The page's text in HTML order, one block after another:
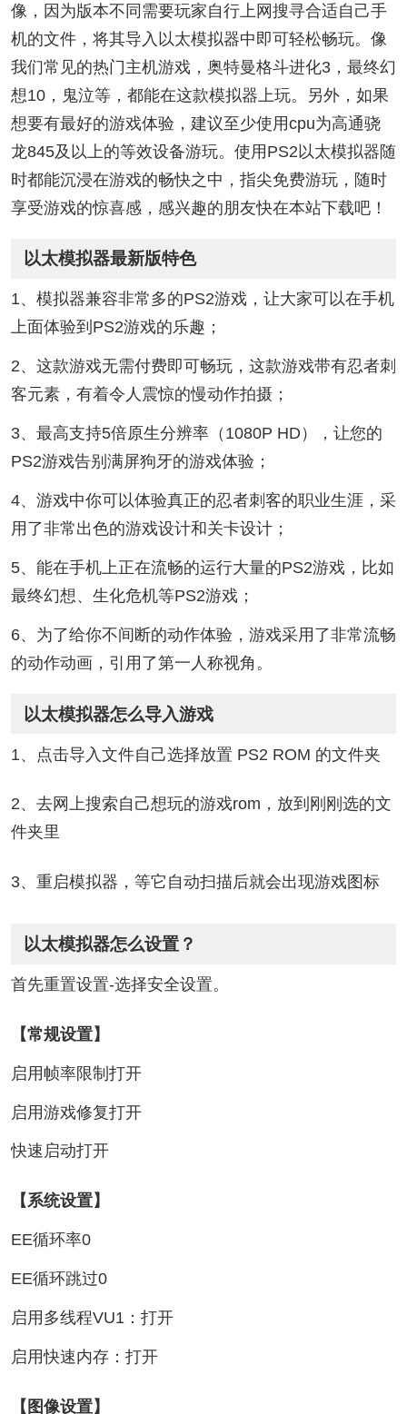
像，因为版本不同需要玩家自行上网搜寻合适自己手
机的文件，将其导入以太模拟器中即可轻松畅玩。像
我们常见的热门主机游戏，奥特曼格斗进化3，最终幻
想10，鬼泣等，都能在这款模拟器上玩。另外，如果
想要有最好的游戏体验，建议至少使用cpu为高通骁
龙845及以上的等效设备游玩。使用PS2以太模拟器随
时都能沉浸在游戏的畅快之中，指尖免费游玩，随时
享受游戏的惊喜感，感兴趣的朋友快在本站下载吧！
以太模拟器最新版特色
1、模拟器兼容非常多的PS2游戏，让大家可以在手机
上面体验到PS2游戏的乐趣；
2、这款游戏无需付费即可畅玩，这款游戏带有忍者刺
客元素，有着令人震惊的慢动作拍摄；
3、最高支持5倍原生分辨率（1080P HD），让您的
PS2游戏告别满屏狗牙的游戏体验；
4、游戏中你可以体验真正的忍者刺客的职业生涯，采
用了非常出色的游戏设计和关卡设计；
5、能在手机上正在流畅的运行大量的PS2游戏，比如
最终幻想、生化危机等PS2游戏；
6、为了给你不间断的动作体验，游戏采用了非常流畅
的动作动画，引用了第一人称视角。
以太模拟器怎么导入游戏
1、点击导入文件自己选择放置 PS2 ROM 的文件夹
2、去网上搜索自己想玩的游戏rom，放到刚刚选的文
件夹里
3、重启模拟器，等它自动扫描后就会出现游戏图标
以太模拟器怎么设置？
首先重置设置-选择安全设置。
【常规设置】
启用帧率限制打开
启用游戏修复打开
快速启动打开
【系统设置】
EE循环率0
EE循环跳过0
启用多线程VU1：打开
启用快速内存：打开
【图像设置】